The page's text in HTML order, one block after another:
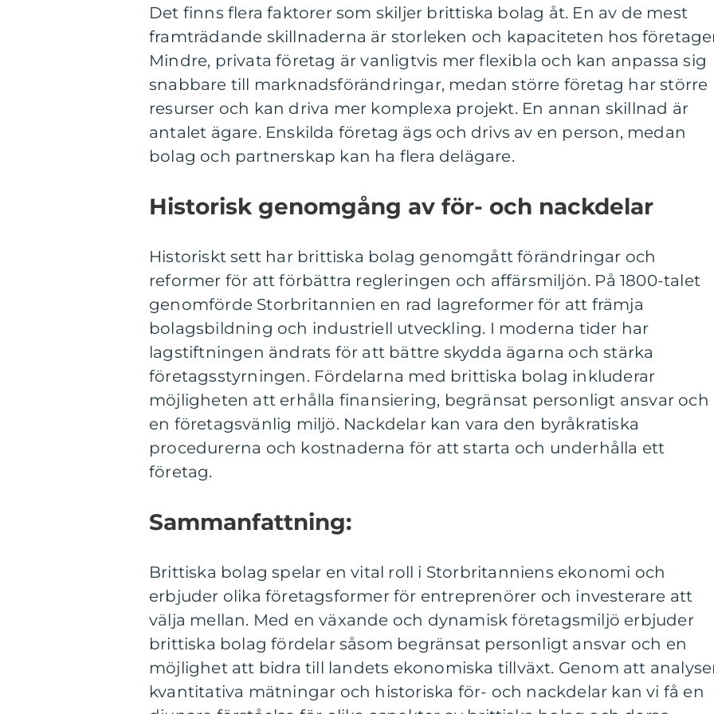
Det finns flera faktorer som skiljer brittiska bolag åt. En av de mest
framträdande skillnaderna är storleken och kapaciteten hos
Mindre, privata företag är vanligtvis mer flexibla och kan anpassa sig
snabbare till marknadsförändringar, medan större företag har större
resurser och kan driva mer komplexa projekt. En annan skillnad är
antalet ägare. Enskilda företag ägs och drivs av en person, medan
bolag och partnerskap kan ha flera delägare.
Historisk genomgång av för- och nackdelar
Historiskt sett har brittiska bolag genomgått förändringar och
reformer för att förbättra regleringen och affärsmiljön. På 1800-talet
genomförde Storbritannien en rad lagreformer för att främja
bolagsbildning och industriell utveckling. I moderna tider har
lagstiftningen ändrats för att bättre skydda ägarna och stärka
företagsstyrningen. Fördelarna med brittiska bolag inkluderar
möjligheten att erhålla finansiering, begränsat personligt ansvar och
en företagsvänlig miljö. Nackdelar kan vara den byråkratiska
procedurerna och kostnaderna för att starta och underhålla ett
företag.
Sammanfattning:
Brittiska bolag spelar en vital roll i Storbritanniens ekonomi och
erbjuder olika företagsformer för entreprenörer och investerare att
välja mellan. Med en växande och dynamisk företagsmiljö erbjuder
brittiska bolag fördelar såsom begränsat personligt ansvar och en
möjlighet att bidra till landets ekonomiska tillväxt. Genom att
kvantitativa mätningar och historiska för- och nackdelar kan vi få en